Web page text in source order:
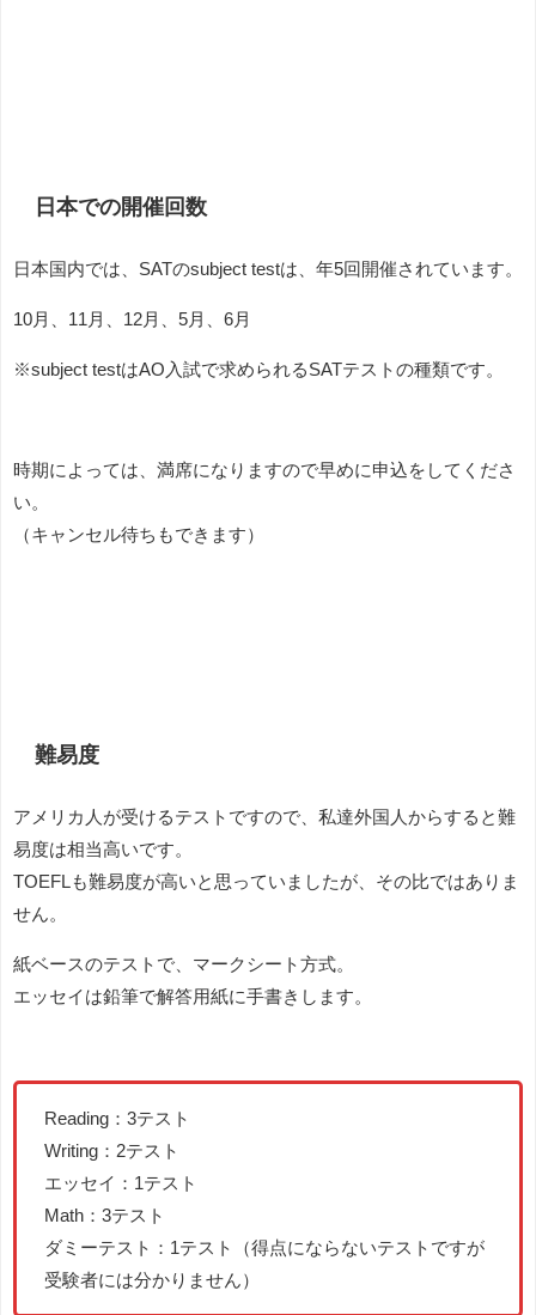
日本での開催回数
日本国内では、SATのsubject testは、 年5回開催されています。
10月、11月、12月、5月、6月
※subject testはAO入試で求められるSATテストの種類です。
時期によっては、満席になりますので早めに申込をしてくださ
い。
（キャンセル待ちもできます）
難易度
アメリカ人が受けるテストですので、私達外国人からすると難
易度は相当高いです。
TOEFLも難易度が高いと思っていましたが、その比ではありま
せん。
紙ベースのテストで、マークシート方式。
エッセイは鉛筆で解答用紙に手書きします。
Reading：3テスト
Writing：2テスト
エッセイ：1テスト
Math：3テスト
ダミーテスト：1テスト（得点にならないテストですが
受験者には分かりません）